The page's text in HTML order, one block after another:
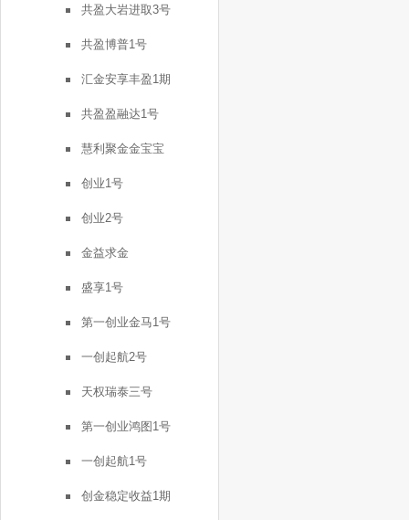
共盈大岩进取3号
共盈博普1号
汇金安享丰盈1期
共盈盈融达1号
慧利聚金金宝宝
创业1号
创业2号
金益求金
盛享1号
第一创业金马1号
一创起航2号
天权瑞泰三号
第一创业鸿图1号
一创起航1号
创金稳定收益1期